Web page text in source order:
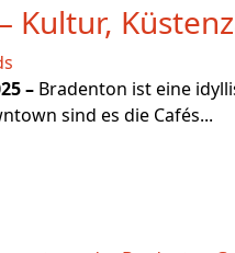
Kultur,
– Bradenton ist eine
sind es die Cafés...